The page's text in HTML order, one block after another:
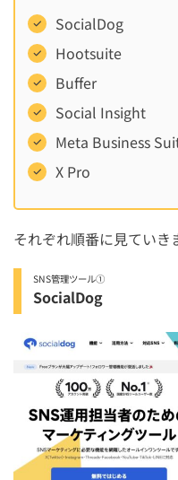
SocialDog
Hootsuite
Buffer
Social Insight
Meta Business
X Pro
それぞれ順番に見ていき
SNS管理ツール①
SocialDog